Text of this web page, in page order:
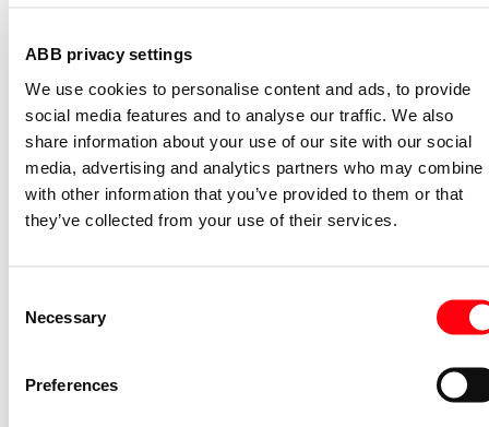
ABB privacy settings
We use cookies to personalise content and ads, to provide
social media features and to analyse our traffic. We also
share information about your use of our site with our social
media, advertising and analytics partners who may combine
with other information that you’ve provided to them or that
they’ve collected from your use of their services.
Selection
Necessary
Preferences
2CDS200936R0001
Niet voorraadhoudend - Courant
Nevenapparaat modulair System pro M
compact Hulpcontact aan de
2NO
S2C-H6-20R
2CDS200946R0002
M compact CMS sensor 40A TRMS